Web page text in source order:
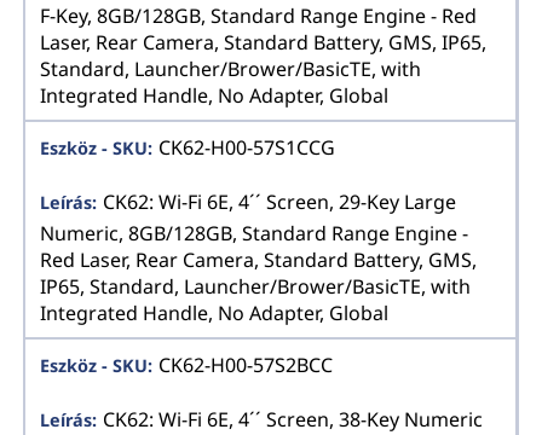
F-Key, 8GB/128GB, Standard Range Engine - Red
Laser, Rear Camera, Standard Battery, GMS, IP65,
Standard, Launcher/Brower/BasicTE, with
Integrated Handle, No Adapter, Global
CK62-H00-57S1CCG
CK62: Wi-Fi 6E, 4´´ Screen, 29-Key Large
Numeric, 8GB/128GB, Standard Range Engine -
Red Laser, Rear Camera, Standard Battery, GMS,
IP65, Standard, Launcher/Brower/BasicTE, with
Integrated Handle, No Adapter, Global
CK62-H00-57S2BCC
CK62: Wi-Fi 6E, 4´´ Screen, 38-Key Numeric